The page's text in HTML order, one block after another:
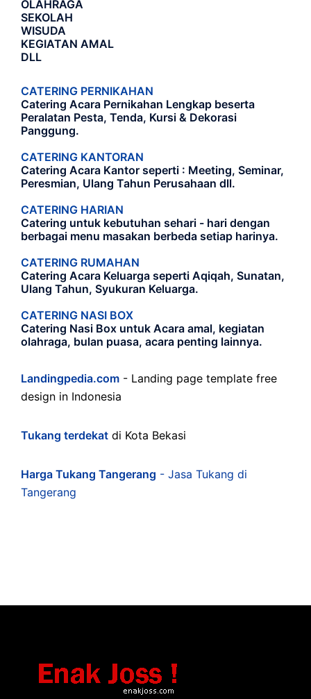
OLAHRAGA
SEKOLAH
WISUDA
KEGIATAN AMAL
DLL
CATERING PERNIKAHAN
Catering Acara Pernikahan Lengkap beserta
Peralatan Pesta, Tenda, Kursi & Dekorasi
Panggung.
CATERING KANTORAN
Catering Acara Kantor seperti : Meeting, Seminar,
Peresmian, Ulang Tahun Perusahaan dll.
CATERING HARIAN
Catering untuk kebutuhan sehari - hari dengan
berbagai menu masakan berbeda setiap harinya.
CATERING RUMAHAN
Catering Acara Keluarga seperti Aqiqah, Sunatan,
Ulang Tahun, Syukuran Keluarga.
CATERING NASI BOX
Catering Nasi Box untuk Acara amal, kegiatan
olahraga, bulan puasa, acara penting lainnya.
Landingpedia.com - Landing page template free
design in Indonesia
Tukang terdekat di Kota Bekasi
Harga Tukang Tangerang - Jasa Tukang di
Tangerang